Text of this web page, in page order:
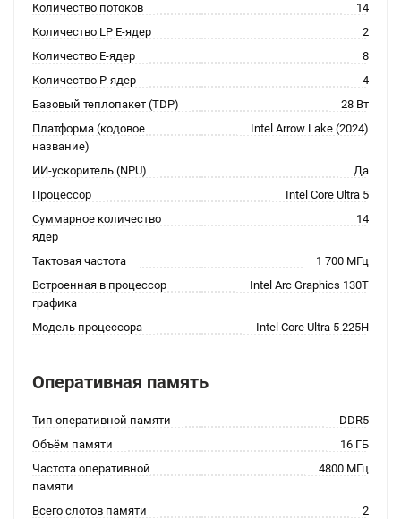
Количество потоков
14
Количество LP E-ядер
2
Количество E-ядер
8
Количество P-ядер
4
Базовый теплопакет (TDP)
28 Вт
Платформа (кодовое
название)
Intel Arrow Lake (2024)
ИИ-ускоритель (NPU)
Да
Процессор
Intel Core Ultra 5
Суммарное количество
ядер
14
Тактовая частота
1 700 МГц
Встроенная в процессор
графика
Intel Arc Graphics 130T
Модель процессора Intel Core Ultra 5 225H
Оперативная память
Тип оперативной памяти
DDR5
Объём памяти
16 ГБ
Частота оперативной
памяти
4800 МГц
Всего слотов памяти 2